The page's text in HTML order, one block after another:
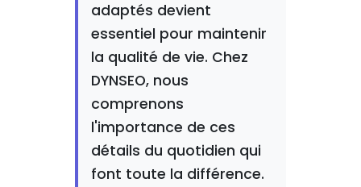
adaptés devient
essentiel pour maintenir
la qualité de vie. Chez
DYNSEO, nous
comprenons
l'importance de ces
détails du quotidien qui
font toute la différence.